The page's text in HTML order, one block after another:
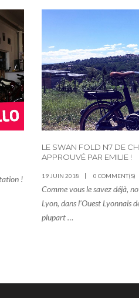
!
LE SWAN FOLD N7 DE
APPROUVÉ PAR EMILIE !
19 JUIN 2018 0 COMMENT(S)
Comme vous le savez déjà,
Lyon, dans l’Ouest Lyonnais
plupart …